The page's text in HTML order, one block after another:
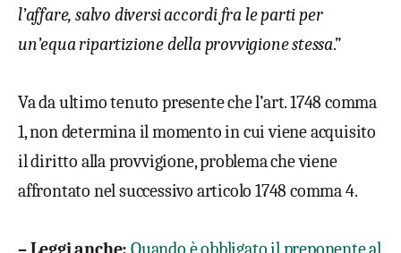
l’affare, salvo diversi accordi fra le parti per
un’equa ripartizione della provvigione stessa.”
Va da ultimo tenuto presente che l’art. 1748 comma
1, non determina il momento in cui viene acquisito
il diritto alla provvigione, problema che viene
affrontato nel successivo articolo 1748 comma 4.
– Leggi anche: Quando è obbligato il preponente al